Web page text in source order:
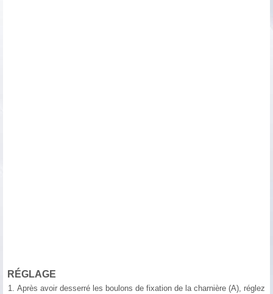
RÉGLAGE
1. Après avoir desserré les boulons de fixation de la charnière (A), réglez